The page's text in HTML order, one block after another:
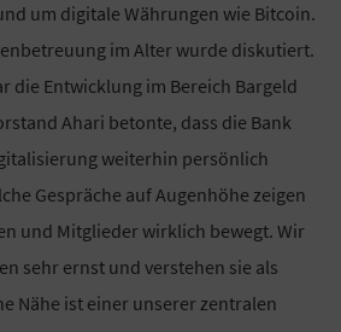
um digitale Währungen wie Bitcoin.
im Alter wurde diskutiert.
die Entwicklung im Bereich Bargeld
Ahari betonte, dass die Bank
weiterhin persönlich
Gespräche auf Augenhöhe zeigen
und Mitglieder wirklich bewegt. Wir
sehr ernst und verstehen sie als
Nähe ist einer unserer zentralen